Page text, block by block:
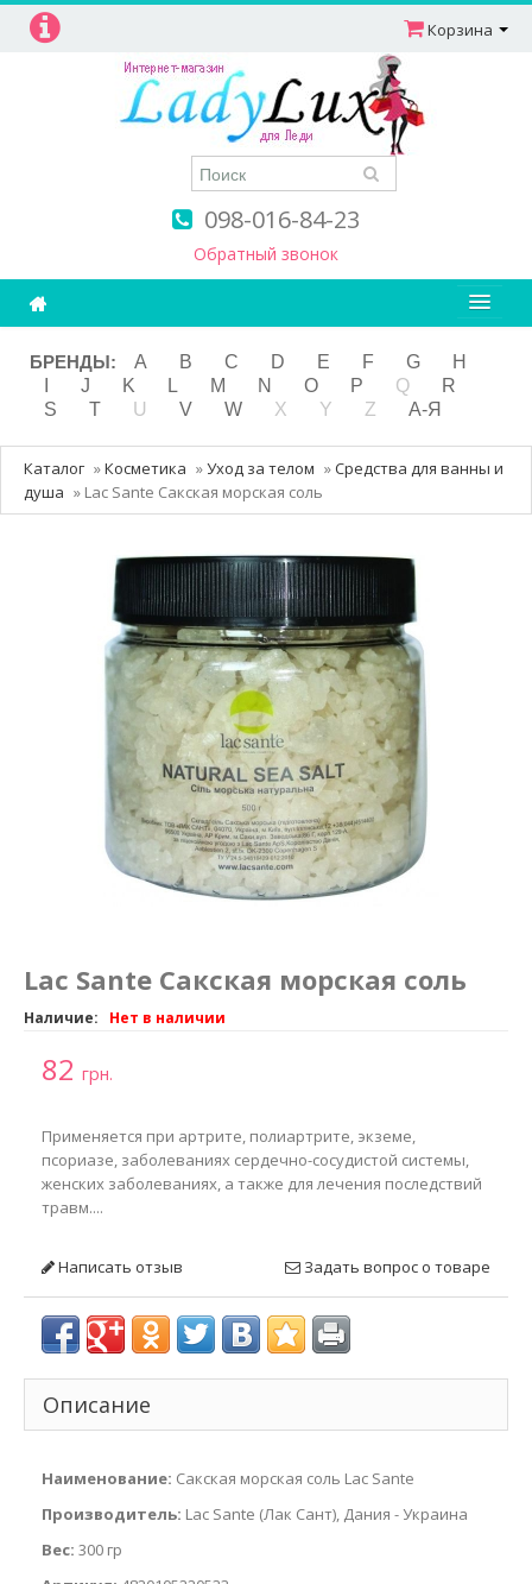
098-016-84-23
Обратный звонок
Корзина
Ароматерапия
Витамины
Детям и мамам
Косметика
Похудение
БРЕНДЫ: A B C D E F G
H
J K L M N O P Q
R
S
T U V W X Y Z А-Я
Каталог »Косметика »Уход за телом »Средства для ванны и
душа » Lac Sante Сакская морская соль
Lac Sante Сакская морская соль
Наличие: Нет в наличии
82 грн.
Применяется при артрите, полиартрите, экземе,
псориазе, заболеваниях сердечно-сосудистой системы,
женских заболеваниях, а также для лечения последствий
травм....
Написать отзыв Задать вопрос о товаре
Описание
Наименование: Сакская морская соль Lac Sante
Производитель: Lac Sante (Лак Сант), Дания - Украина
Вес: 300 гр